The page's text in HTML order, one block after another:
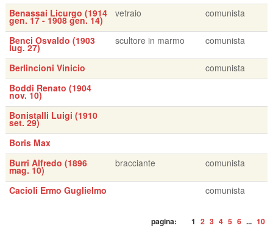
Benassai Licurgo (1914
gen. 17 - 1908 gen. 14)
vetraio comunista
Benci Osvaldo (1903
lug. 27)
scultore in marmo comunista
Berlincioni Vinicio
comunista
Boddi Renato (1904
nov. 10)
Bonistalli Luigi (1910
set. 29)
Boris Max
Burri Alfredo (1896
mag. 10)
bracciante comunista
Cacioli Ermo Guglielmo comunista
pagina: 1 2 3 4 5 6 ... 10